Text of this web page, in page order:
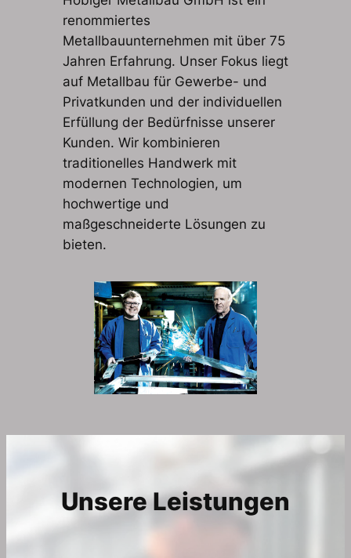
renommiertes
Metallbauunternehmen mit über 75
Jahren Erfahrung. Unser Fokus liegt
auf Metallbau für Gewerbe- und
Privatkunden und der individuellen
Erfüllung der Bedürfnisse unserer
Kunden. Wir kombinieren
traditionelles Handwerk mit
modernen Technologien, um
hochwertige und
maßgeschneiderte Lösungen zu
bieten.
Unsere Leistungen